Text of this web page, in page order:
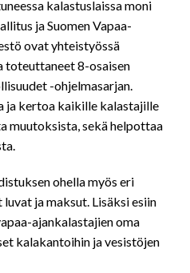
kalastuslaissa moni
ja Suomen Vapaa-
ovat yhteistyössä
toteuttaneet 8-osaisen
-ohjelmasarjan.
ja kertoa kaikille kalastajille
muutoksista, sekä helpottaa
ohella myös eri
ja maksut. Lisäksi esiin
ajankalastajien oma
kalakantoihin ja vesistöjen